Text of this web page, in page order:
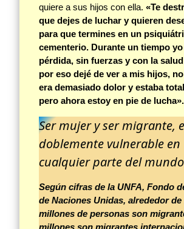
quiere a sus hijos con ella. «Te
que dejes de luchar y quieren
para que termines en un
cementerio. Durante un tiempo
pérdida, sin fuerzas y con la
por eso dejé de ver a mis hijos,
era demasiado dolor y estaba
pero ahora estoy en pie de lucha».
Ser mujer y ser migrante,
doblemente vulnerable en
cualquier parte del mundo
Según cifras de la UNFA, Fondo
de Naciones Unidas, alrededor de
millones de personas son